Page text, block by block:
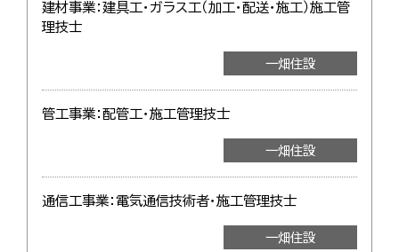
建材事業：建具工・ガラス工（加工・配送・施工）施工管
理技士
一畑住設
管工事業：配管工・施工管理技士
一畑住設
通信工事業：電気通信技術者・施工管理技士
一畑住設